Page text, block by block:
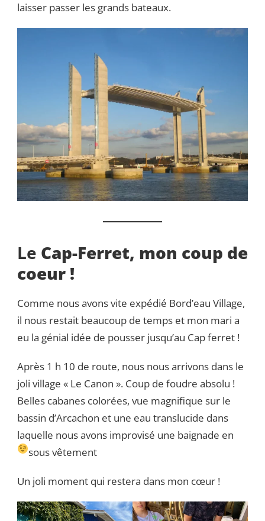
laisser passer les grands bateaux.
Le Cap-Ferret, mon coup de
coeur !
Comme nous avons vite expédié Bord’eau Village,
il nous restait beaucoup de temps et mon mari a
eu la génial idée de pousser jusqu’au Cap ferret !
Après 1 h 10 de route, nous nous arrivons dans le
joli village « Le Canon ». Coup de foudre absolu !
Belles cabanes colorées, vue magnifique sur le
bassin d’Arcachon et une eau translucide dans
laquelle nous avons improvisé une baignade en
sous vêtement
Un joli moment qui restera dans mon cœur !